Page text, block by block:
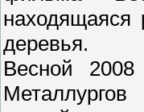
деревья.
Весной 2008